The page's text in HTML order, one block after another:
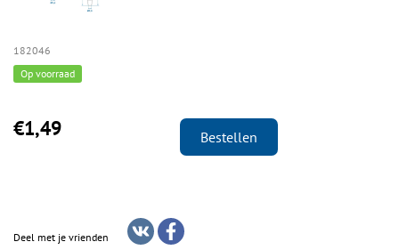
182046
Op voorraad
€1,49 Bestellen
Deel met je vrienden